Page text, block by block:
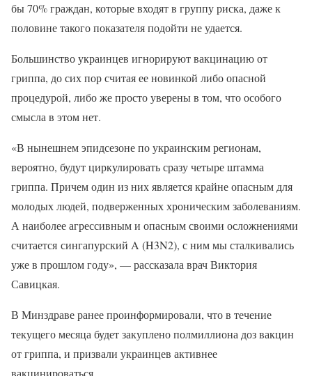
бы 70% граждан, которые входят в группу риска, даже к
половине такого показателя подойти не удается.
Большинство украинцев игнорируют вакцинацию от
гриппа, до сих пор считая ее новинкой либо опасной
процедурой, либо же просто уверены в том, что особого
смысла в этом нет.
«В нынешнем эпидсезоне по украинским регионам,
вероятно, будут циркулировать сразу четыре штамма
гриппа. Причем один из них является крайне опасным для
молодых людей, подверженных хроническим заболеваниям.
А наиболее агрессивным и опасным своими осложнениями
считается сингапурский A (H3N2), с ним мы сталкивались
уже в прошлом году», — рассказала врач Виктория
Савицкая.
В Минздраве ранее проинформировали, что в течение
текущего месяца будет закуплено полмиллиона доз вакцин
от гриппа, и призвали украинцев активнее
вакцинироваться.